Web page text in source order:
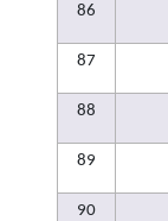
86
87
88
89
90